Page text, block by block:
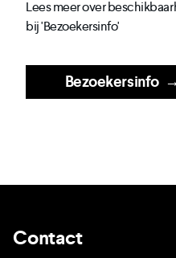
Lees meer over
bij 'Bezoekersinfo'
Bezoekersinfo→
Contact